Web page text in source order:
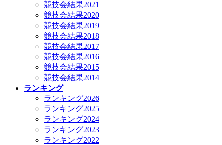
競技会結果2021
競技会結果2020
競技会結果2019
競技会結果2018
競技会結果2017
競技会結果2016
競技会結果2015
競技会結果2014
ランキング
ランキング2026
ランキング2025
ランキング2024
ランキング2023
ランキング2022